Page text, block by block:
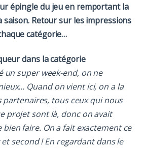
épingle du jeu en remportant la
saison. Retour sur les impressions
catégorie…
dans la catégorie
un super week-end, on ne
Quand on vient ici, on a la
partenaires, tous ceux qui nous
projet sont là, donc on avait
faire. On a fait exactement ce
second ! En regardant dans le